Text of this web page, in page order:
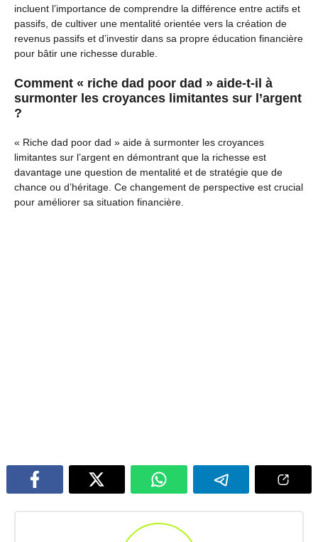
incluent l’importance de comprendre la différence entre actifs et
passifs, de cultiver une mentalité orientée vers la création de
revenus passifs et d’investir dans sa propre éducation financière
pour bâtir une richesse durable.
Comment « riche dad poor dad » aide-t-il à
surmonter les croyances limitantes sur l’argent
?
« Riche dad poor dad » aide à surmonter les croyances
limitantes sur l’argent en démontrant que la richesse est
davantage une question de mentalité et de stratégie que de
chance ou d’héritage. Ce changement de perspective est crucial
pour améliorer sa situation financière.